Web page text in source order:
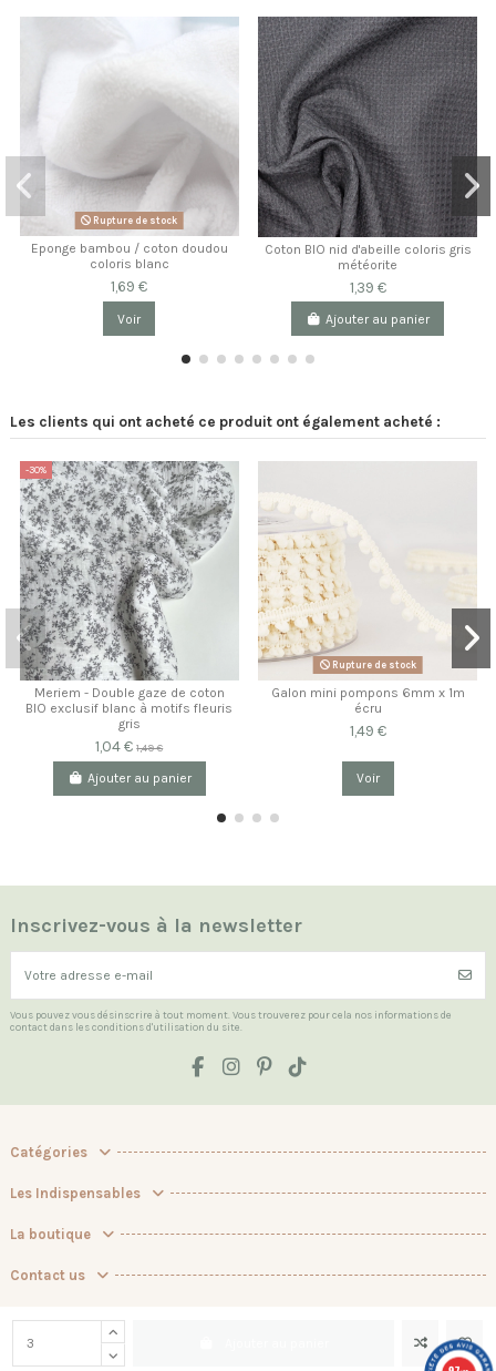
Rupture de stock
Eponge bambou / coton doudou
coloris blanc
1,69 €
Voir
Coton BIO nid d'abeille coloris gris
météorite
1,39 €
Ajouter au panier
Les clients qui ont acheté ce produit ont également acheté :
-30%
Meriem - Double gaze de coton
BIO exclusif blanc à motifs fleuris
gris
1,04 €1,49 €
Ajouter au panier
Rupture de stock
Galon mini pompons 6mm x 1m
écru
1,49 €
Voir
Inscrivez-vous à la newsletter
Vous pouvez vous désinscrire à tout moment. Vous trouverez pour cela nos informations de
contact dans les conditions d'utilisation du site.
Catégories
Les Indispensables
La boutique
Contact us
Marchand approuvé par la Société des Avis Garantis,